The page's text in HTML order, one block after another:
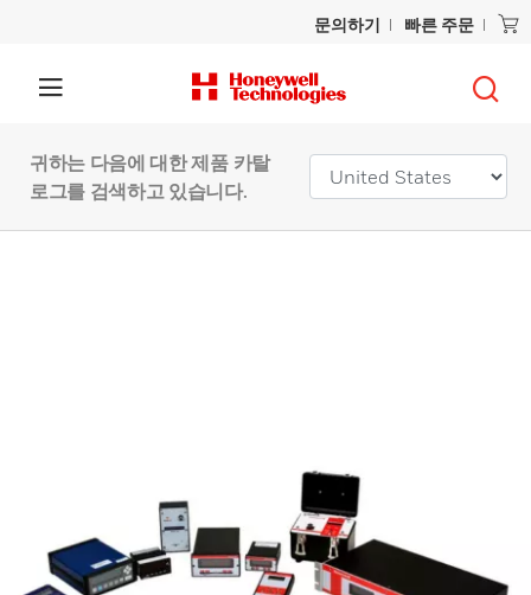
문의하기 빠른 주문
귀하는 다음에 대한 제품 카탈
로그를 검색하고 있습니다.